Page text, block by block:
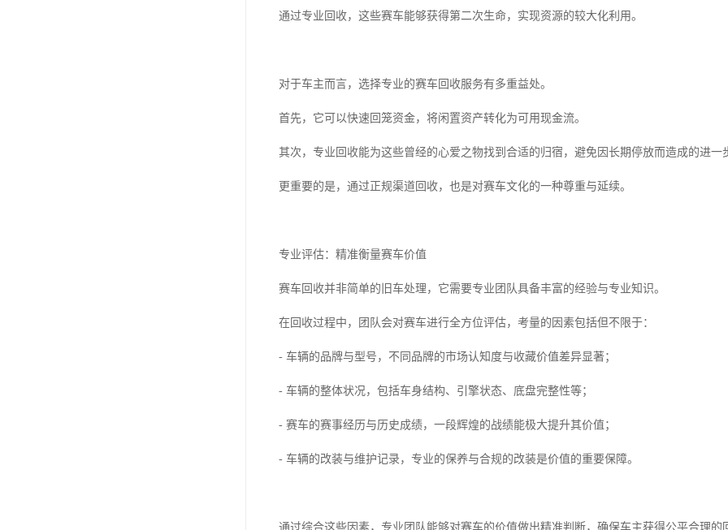
通过专业回收，这些赛车能够获得第二次生命，实现资源的较大化利用。
对于车主而言，选择专业的赛车回收服务有多重益处。
首先，它可以快速回笼资金，将闲置资产转化为可用现金流。
其次，专业回收能为这些曾经的心爱之物找到合适的归宿，避免因长期停放而造成的进一
更重要的是，通过正规渠道回收，也是对赛车文化的一种尊重与延续。
专业评估：精准衡量赛车价值
赛车回收并非简单的旧车处理，它需要专业团队具备丰富的经验与专业知识。
在回收过程中，团队会对赛车进行全方位评估，考量的因素包括但不限于：
- 车辆的品牌与型号，不同品牌的市场认知度与收藏价值差异显著；
- 车辆的整体状况，包括车身结构、引擎状态、底盘完整性等；
- 赛车的赛事经历与历史成绩，一段辉煌的战绩能极大提升其价值；
- 车辆的改装与维护记录，专业的保养与合规的改装是价值的重要保障。
通过综合这些因素，专业团队能够对赛车的价值做出精准判断，确保车主获得公平合理的